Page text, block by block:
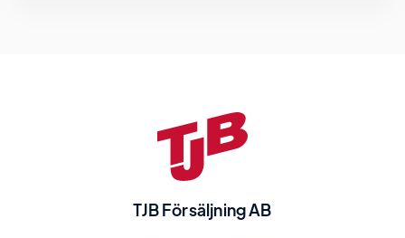
TJB Försäljning AB